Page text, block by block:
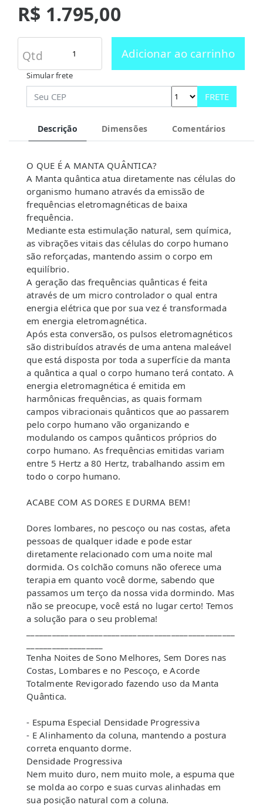
R$ 1.795,00
Qtd Adicionar ao carrinho
Simular frete
FRETE
Descrição Dimensões Comentários
O QUE É A MANTA QUÂNTICA?
A Manta quântica atua diretamente nas células do
organismo humano através da emissão de
frequências eletromagnéticas de baixa
frequência.
Mediante esta estimulação natural, sem química,
as vibrações vitais das células do corpo humano
são reforçadas, mantendo assim o corpo em
equilíbrio.
A geração das frequências quânticas é feita
através de um micro controlador o qual entra
energia elétrica que por sua vez é transformada
em energia eletromagnética.
Após esta conversão, os pulsos eletromagnéticos
são distribuídos através de uma antena maleável
que está disposta por toda a superfície da manta
a quântica a qual o corpo humano terá contato. A
energia eletromagnética é emitida em
harmônicas frequências, as quais formam
campos vibracionais quânticos que ao passarem
pelo corpo humano vão organizando e
modulando os campos quânticos próprios do
corpo humano. As frequências emitidas variam
entre 5 Hertz a 80 Hertz, trabalhando assim em
todo o corpo humano.
ACABE COM AS DORES E DURMA BEM!
Dores lombares, no pescoço ou nas costas, afeta
pessoas de qualquer idade e pode estar
diretamente relacionado com uma noite mal
dormida. Os colchão comuns não oferece uma
terapia em quanto você dorme, sabendo que
passamos um terço da nossa vida dormindo. Mas
não se preocupe, você está no lugar certo! Temos
a solução para o seu problema!
Tenha Noites de Sono Melhores, Sem Dores nas
Costas, Lombares e no Pescoço, e Acorde
Totalmente Revigorado fazendo uso da Manta
Quântica.
- Espuma Especial Densidade Progressiva
- E Alinhamento da coluna, mantendo a postura
correta enquanto dorme.
Densidade Progressiva
Nem muito duro, nem muito mole, a espuma que
se molda ao corpo e suas curvas alinhadas em
sua posição natural com a coluna.